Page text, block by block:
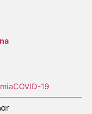
COVID-19